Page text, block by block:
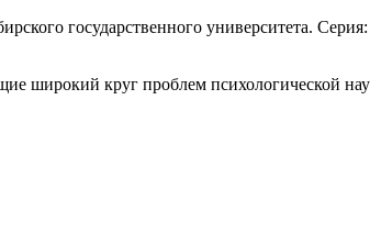
государственного университета.
широкий круг проблем психологической